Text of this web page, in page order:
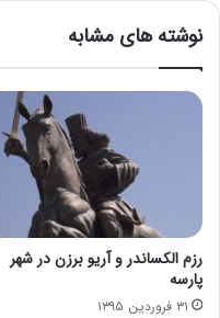
نوشته های مشابه
رزم الکساندر و آریو برزن در شهر
پارسه
۳۱ فروردین ۱۳۹۵